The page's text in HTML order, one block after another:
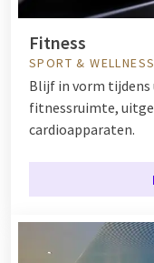
Fitness
SPORT & WELLNESS
Blijf in vorm tijdens
fitnessruimte,
cardioapparaten.